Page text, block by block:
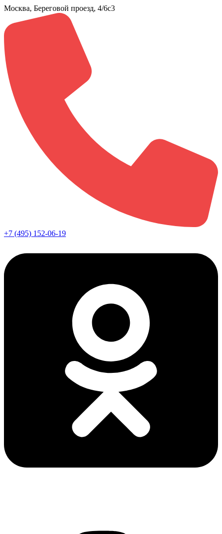
Москва, Береговой проезд, 4/6с3
+7 (495) 152-06-19